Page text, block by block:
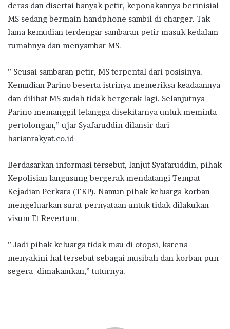
deras dan disertai banyak petir, keponakannya berinisial
MS sedang bermain handphone sambil di charger. Tak
lama kemudian terdengar sambaran petir masuk kedalam
rumahnya dan menyambar MS.
” Seusai sambaran petir, MS terpental dari posisinya.
Kemudian Parino beserta istrinya memeriksa keadaannya
dan dilihat MS sudah tidak bergerak lagi. Selanjutnya
Parino memanggil tetangga disekitarnya untuk meminta
pertolongan,” ujar Syafaruddin dilansir dari
harianrakyat.co.id
Berdasarkan informasi tersebut, lanjut Syafaruddin, pihak
Kepolisian langusung bergerak mendatangi Tempat
Kejadian Perkara (TKP). Namun pihak keluarga korban
mengeluarkan surat pernyataan untuk tidak dilakukan
visum Et Revertum.
” Jadi pihak keluarga tidak mau di otopsi, karena
menyakini hal tersebut sebagai musibah dan korban pun
segera dimakamkan,” tuturnya.